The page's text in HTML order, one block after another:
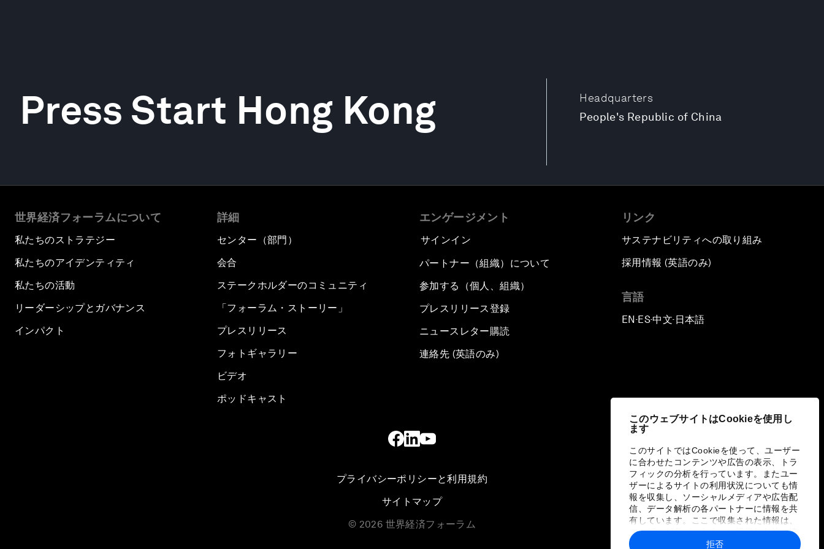
このウェブサイトはCookieを使用し
ます
このサイトではCookieを使って、ユーザー
に合わせたコンテンツや広告の表示、トラ
フィックの分析を行っています。またユー
ザーによるサイトの利用状況についても情
報を収集し、ソーシャルメディアや広告配
信、データ解析の各パートナーに情報を共
有しています。ここで収集された情報は、
ユーザーが各パートナーに提供した他の情
報や各パートナーのサービスを使用した際
拒否
Headquarters
People's Republic of China
Press Start Hong Kong
世界経済フォーラムについて
私たちのストラテジー
私たちのアイデンティティ
私たちの活動
リーダーシップとガバナンス
インパクト
詳細
センター（部門）
会合
ステークホルダーのコミュニティ
「フォーラム・ストーリー」
プレスリリース
フォトギャラリー
ビデオ
ポッドキャスト
エンゲージメント
サインイン
パートナー（組織）について
参加する（個人、組織）
プレスリリース登録
ニュースレター購読
連絡先 (英語のみ)
リンク
サステナビリティへの取り組み
採用情報 (英語のみ)
言語
EN ▪ES▪中文▪ 日本語
プライバシーポリシーと利用規約
サイトマップ
© 2026 世界経済フォーラム